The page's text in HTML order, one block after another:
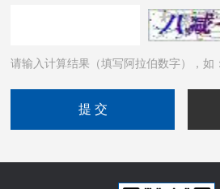
请输入计算结果（填写阿拉伯数字），如